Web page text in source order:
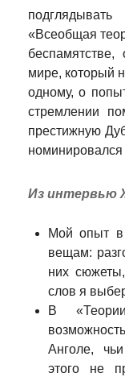
«Всеобщая
мире, который
одному, о
стремлении
престижную
Из интервью
Мой опыт в
вещам:
них
слов я
В
Анголе,
этого не